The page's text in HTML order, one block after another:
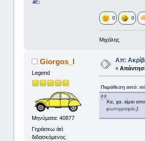
0 0
Μιχάλης
Giorgos_I
Legend
Μηνύματα: 40877
Γηράσκω ἀεὶ
διδασκόμενος
Απ:
«
Παράθεση από:
Χα, χα, είμαι
φωτογραφία.)